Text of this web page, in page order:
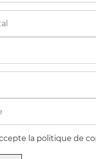
la politique de